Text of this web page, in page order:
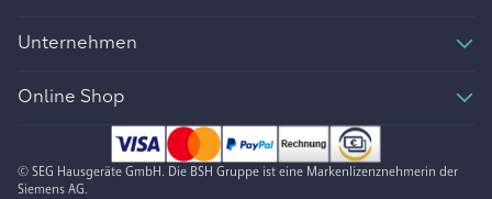
Unternehmen
Online Shop
© SEG Hausgeräte GmbH. Die BSH Gruppe ist eine Markenlizenznehmerin der
Siemens AG.